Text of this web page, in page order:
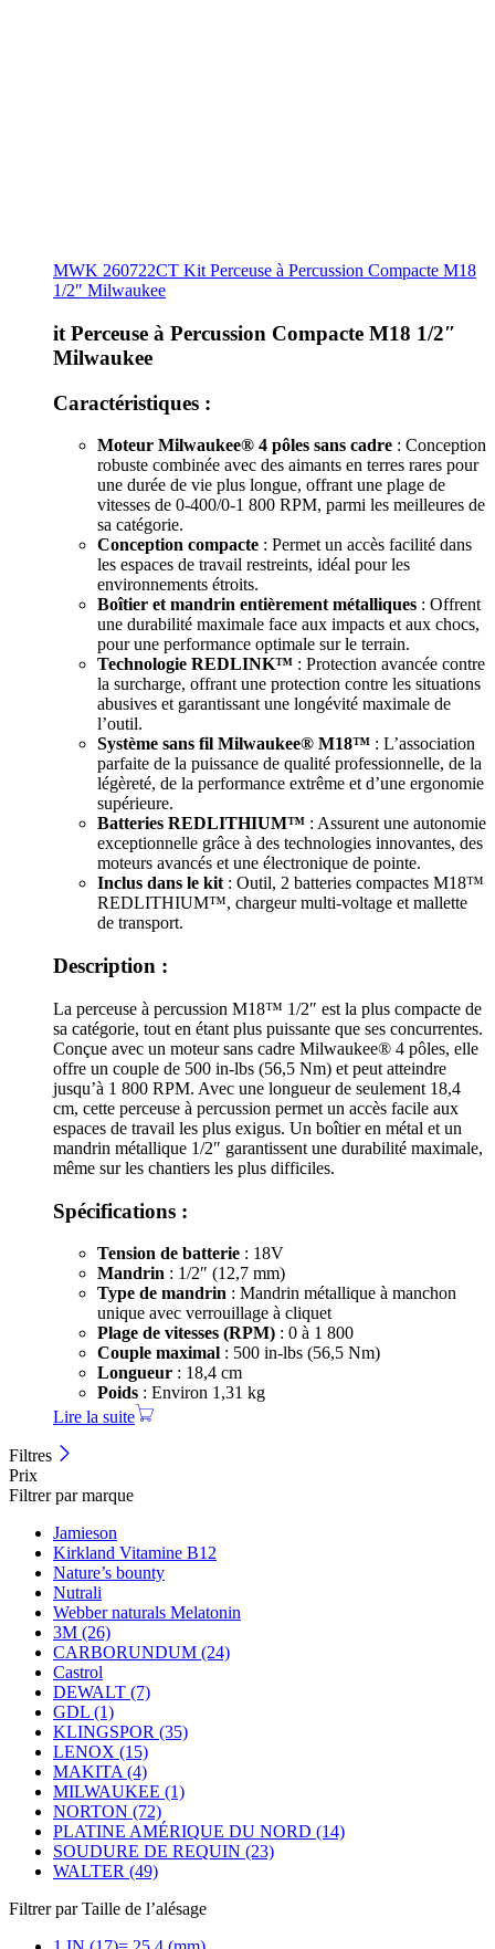
MWK 260722CT Kit Perceuse à Percussion Compacte M18
1/2″ Milwaukee
it Perceuse à Percussion Compacte M18 1/2″
Milwaukee
Caractéristiques :
Moteur Milwaukee® 4 pôles sans cadre : Conception
robuste combinée avec des aimants en terres rares pour
une durée de vie plus longue, offrant une plage de
vitesses de 0-400/0-1 800 RPM, parmi les meilleures de
sa catégorie.
Conception compacte : Permet un accès facilité dans
les espaces de travail restreints, idéal pour les
environnements étroits.
Boîtier et mandrin entièrement métalliques : Offrent
une durabilité maximale face aux impacts et aux chocs,
pour une performance optimale sur le terrain.
Technologie REDLINK™ : Protection avancée contre
la surcharge, offrant une protection contre les situations
abusives et garantissant une longévité maximale de
l’outil.
Système sans fil Milwaukee® M18™ : L’association
parfaite de la puissance de qualité professionnelle, de la
légèreté, de la performance extrême et d’une ergonomie
supérieure.
Batteries REDLITHIUM™ : Assurent une autonomie
exceptionnelle grâce à des technologies innovantes, des
moteurs avancés et une électronique de pointe.
Inclus dans le kit: Outil, 2 batteries compactes M18™
REDLITHIUM™, chargeur multi-voltage et mallette
de transport.
Description :
La perceuse à percussion M18™ 1/2″ est la plus compacte de
sa catégorie, tout en étant plus puissante que ses concurrentes.
Conçue avec un moteur sans cadre Milwaukee® 4 pôles, elle
offre un couple de 500 in-lbs (56,5 Nm) et peut atteindre
jusqu’à 1 800 RPM. Avec une longueur de seulement 18,4
cm, cette perceuse à percussion permet un accès facile aux
espaces de travail les plus exigus. Un boîtier en métal et un
mandrin métallique 1/2″ garantissent une durabilité maximale,
même sur les chantiers les plus difficiles.
Spécifications :
Tension de batterie : 18V
Mandrin : 1/2″ (12,7 mm)
Type de mandrin : Mandrin métallique à manchon
unique avec verrouillage à cliquet
Plage de vitesses (RPM) : 0 à 1 800
Couple maximal : 500 in-lbs (56,5 Nm)
Longueur : 18,4 cm
Poids : Environ 1,31 kg
Lire la suite
Filtres
Prix
Filtrer par marque
Jamieson
Kirkland Vitamine B12
Nature’s bounty
Nutrali
Webber naturals Melatonin
3M (26)
CARBORUNDUM (24)
Castrol
DEWALT (7)
GDL (1)
KLINGSPOR (35)
LENOX (15)
MAKITA (4)
MILWAUKEE (1)
NORTON (72)
PLATINE AMÉRIQUE DU NORD (14)
SOUDURE DE REQUIN (23)
WALTER (49)
Filtrer par Taille de l’alésage